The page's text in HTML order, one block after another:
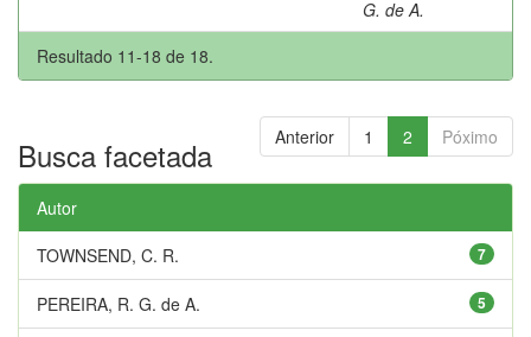
G. de A.
Resultado 11-18 de 18.
Anterior 1 2 Póximo
Busca facetada
Autor
7
TOWNSEND, C. R.
5
PEREIRA, R. G. de A.